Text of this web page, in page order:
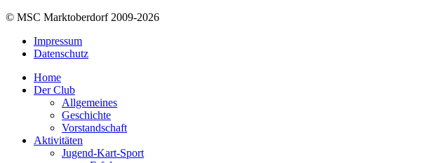
© MSC Marktoberdorf 2009-2026
Impressum
Datenschutz
Home
Der Club
Allgemeines
Geschichte
Vorstandschaft
Aktivitäten
Jugend-Kart-Sport